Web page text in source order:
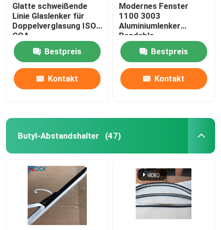
Glatte schweißende
Linie Glaslenker für
Doppelverglasung ISO
COA
Bestpreis
Kontakt
Modernes Fenster
1100 3003
Aluminiumlenker
Bendable
Bestpreis
Kontakt
Butyl-Abstandshalter (47)